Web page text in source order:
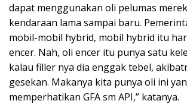
dapat menggunakan oli pelumas
kendaraan lama sampai baru.
mobil-mobil hybrid, mobil hybrid itu
encer. Nah, oli encer itu punya satu
kalau filler nya dia enggak tebel,
gesekan. Makanya kita punya oli ini
memperhatikan GFA sm API,” katanya.